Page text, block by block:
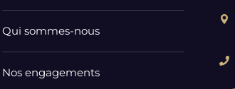
Qui sommes-nous
Nos engagements